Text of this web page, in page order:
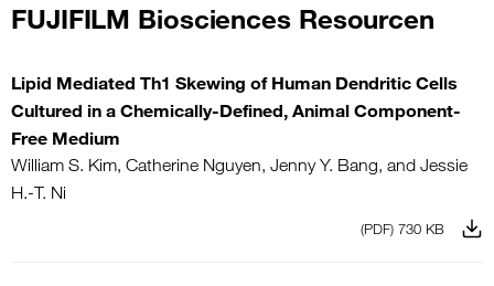
FUJIFILM Biosciences Resourcen
Lipid Mediated Th1 Skewing of Human Dendritic Cells
Cultured in a Chemically-Defined, Animal Component-
Free Medium
William S. Kim, Catherine Nguyen, Jenny Y. Bang, and Jessie
H.-T. Ni
(PDF) 730 KB